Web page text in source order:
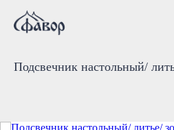
Подсвечник настольный/